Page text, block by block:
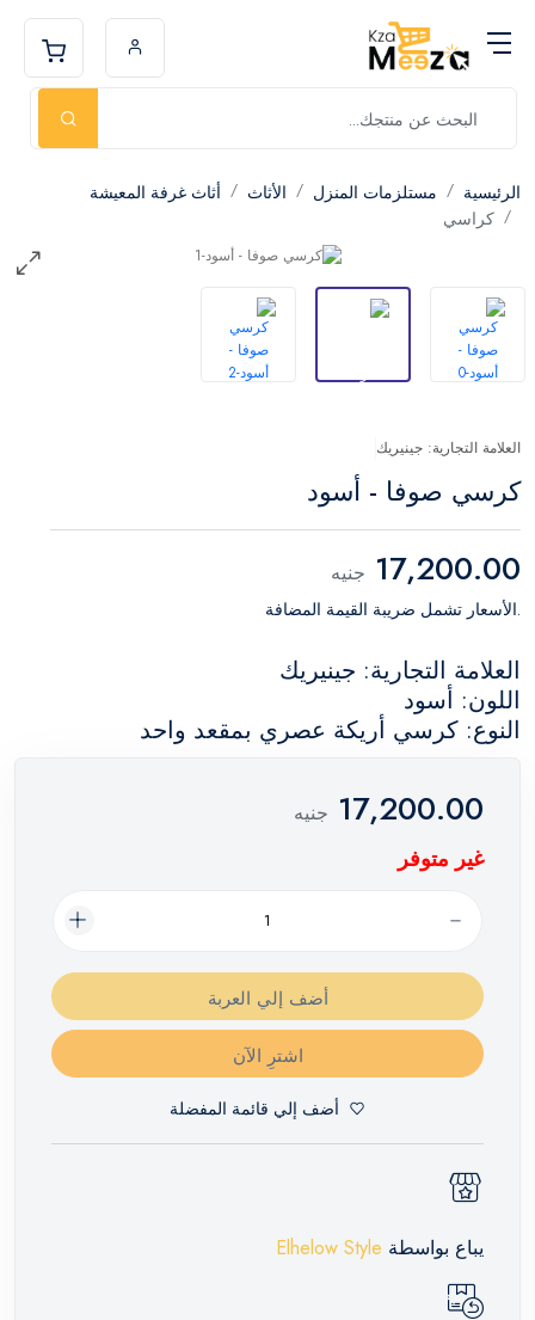
الرئيسية مستلزمات المنزل الأثاث
أثاث غرفة المعيشة
كراسي
العلامة التجارية: جينيريك
كرسي صوفا - أسود
17,200.00 جنيه
.الأسعار تشمل ضريبة القيمة المضافة
العلامة التجارية: جينيريك
اللون: أسود
النوع: كرسي أريكة عصري بمقعد واحد
17,200.00 جنيه
غير متوفر
أضف إلي العربة
اشترِ الآن
أضف إلي قائمة المفضلة
يباع بواسطة Elhelow Style